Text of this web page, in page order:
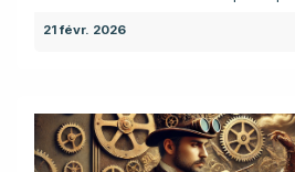
21 févr. 2026